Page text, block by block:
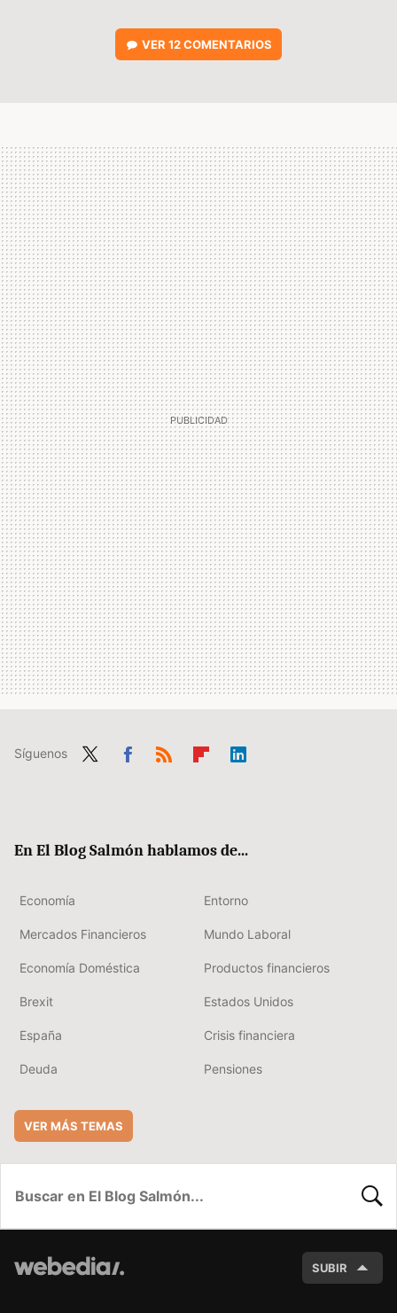
VER12 COMENTARIOS
Síguenos
En El Blog Salmón hablamos de...
Economía Entorno
Mercados Financieros Mundo Laboral
Economía Doméstica Productos financieros
Brexit Estados Unidos
España Crisis financiera
Deuda Pensiones
VER MÁS TEMAS
SUBIR